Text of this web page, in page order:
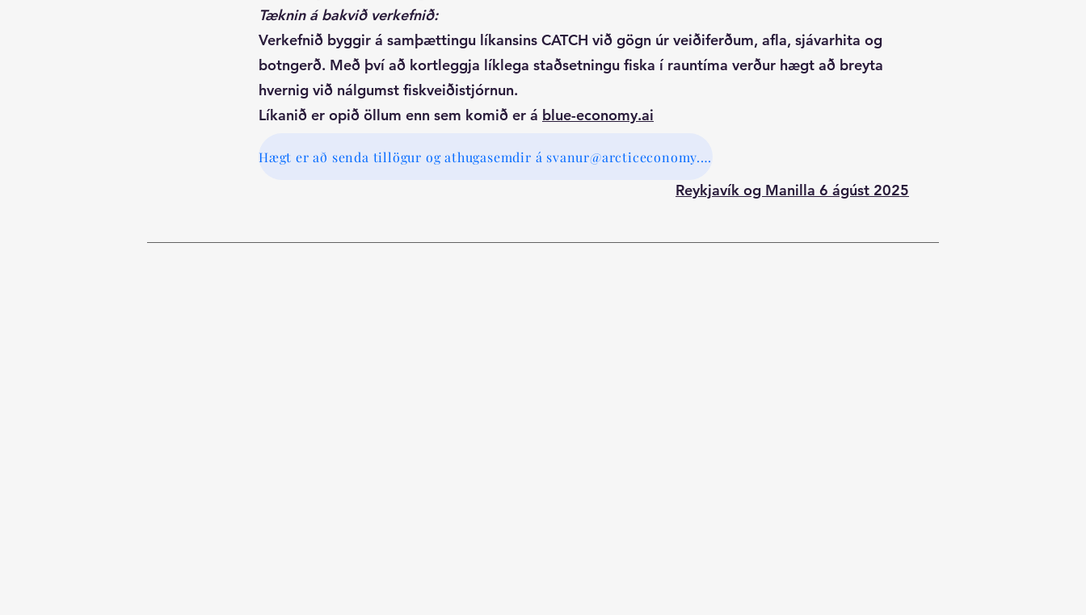
Tæknin á bakvið verkefnið:
Verkefnið byggir á samþættingu líkansins CATCH við gögn úr veiðiferðum, afla, sjávarhita og
botngerð. Með því að kortleggja líklega staðsetningu fiska í rauntíma verður hægt að breyta
hvernig við nálgumst fiskveiðistjórnun.
Líkanið er opið öllum enn sem komið er á blue-economy.ai
Reykjavík og Manilla 6 ágúst 2025
Hægt er að senda tillögur og athugasemdir á svanur@arcticeconomy.com